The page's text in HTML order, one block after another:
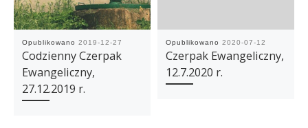
Opublikowano 2019-12-27
Codzienny Czerpak
Ewangeliczny,
27.12.2019 r.
Opublikowano 2020-07-12
Czerpak Ewangeliczny,
12.7.2020 r.